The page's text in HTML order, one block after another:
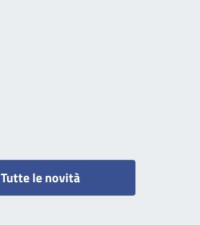
Tutte le novità